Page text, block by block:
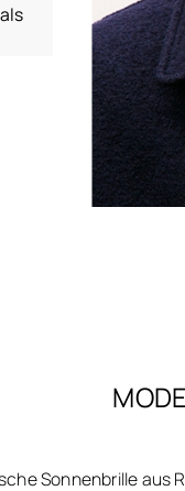
Sonnenbrille aus